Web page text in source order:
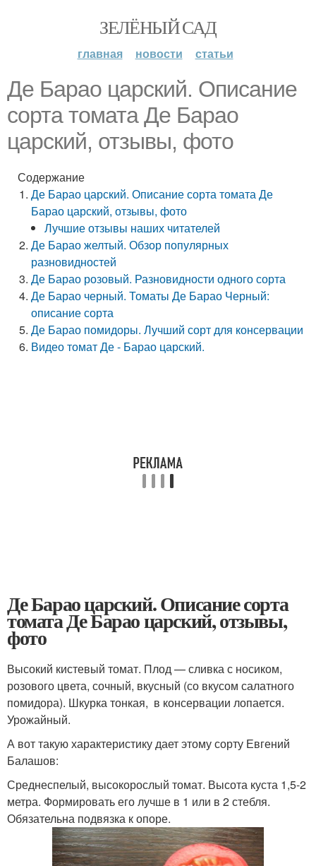
ЗЕЛЁНЫЙ САД
главная новости статьи
Де Барао царский. Описание
сорта томата Де Барао
царский, отзывы, фото
Содержание
Де Барао царский. Описание сорта томата Де
Барао царский, отзывы, фото
Лучшие отзывы наших читателей
Де Барао желтый. Обзор популярных
разновидностей
Де Барао розовый. Разновидности одного сорта
Де Барао черный. Томаты Де Барао Черный:
описание сорта
Де Барао помидоры. Лучший сорт для консервации
Видео томат Де - Барао царский.
Де Барао царский. Описание сорта
томата Де Барао царский, отзывы,
фото
Высокий кистевый томат. Плод — сливка с носиком,
розового цвета, сочный, вкусный (со вкусом салатного
помидора). Шкурка тонкая, в консервации лопается.
Урожайный.
А вот такую характеристику дает этому сорту Евгений
Балашов:
Средне­спелый, высокорослый томат. Высота куста 1,5-2
метра. Формировать его лучше в 1 или в 2 стебля.
Обязательна подвязка к опоре.